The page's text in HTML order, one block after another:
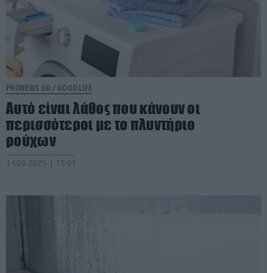
PRONEWS.GR / GOOD LIFE
Αυτό είναι λάθος που κάνουν οι
περισσότεροι με το πλυντήριο
ρούχων
14.06.2025 | 15:01